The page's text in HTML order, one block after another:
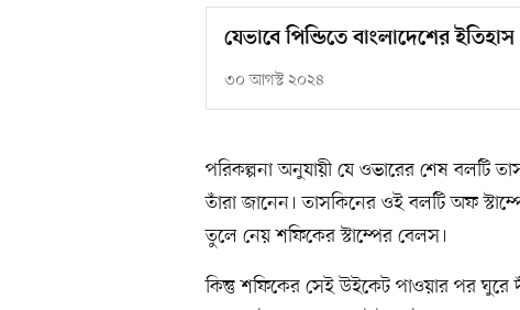
যেভাবে পিন্ডিতে বাংলাদেশের ইতিহাস
৩০ আগস্ট ২০২৪
পরিকল্পনা অনুযায়ী যে ওভারের শেষ বলটি
তাঁরা জানেন। তাসকিনের ওই বলটি অফ
তুলে নেয় শফিকের স্টাম্পের বেলস।
কিন্তু শফিকের সেই উইকেট পাওয়ার পর ঘুরে